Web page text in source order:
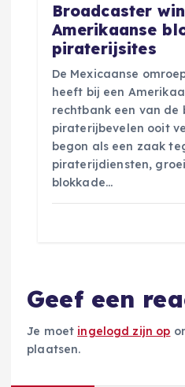
Broadcaster
Amerikaanse
piraterijsites
De Mexicaanse
heeft bij een
rechtbank een van de
piraterijbevelen ooit
begon als een zaak
piraterijdiensten,
blokkade…
Geef een
Je moet ingelogd zijn op
plaatsen.